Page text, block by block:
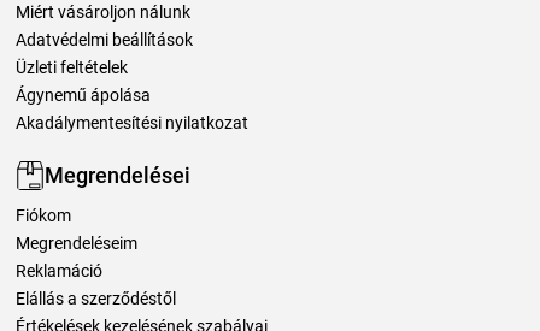
Miért vásároljon nálunk
Adatvédelmi beállítások
Üzleti feltételek
Ágynemű ápolása
Akadálymentesítési nyilatkozat
Megrendelései
Fiókom
Megrendeléseim
Reklamáció
Elállás a szerződéstől
Értékelések kezelésének szabályai